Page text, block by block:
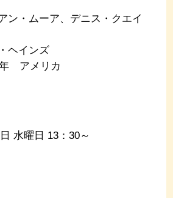
ン・ムーア、デニス・クエイ
ヘインズ
アメリカ
水曜日 13 ：30～